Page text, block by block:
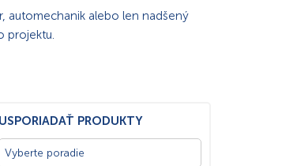
automechanik alebo len nadšený
projektu.
projekty, drobné opravy, ale aj
náradie vám umožní efektívne
USPORIADAŤ PRODUKTY